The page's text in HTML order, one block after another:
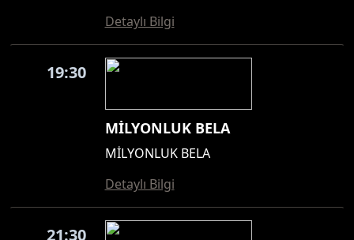
Detaylı Bilgi
19:30
MİLYONLUK BELA
MİLYONLUK BELA
Detaylı Bilgi
21:30